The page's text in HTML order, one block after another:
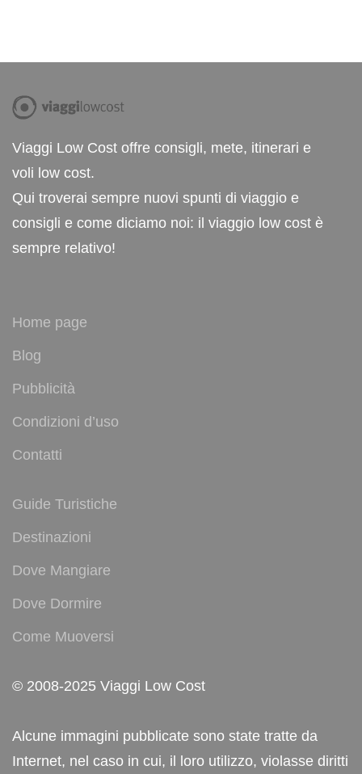
Viaggi Low Cost offre consigli, mete, itinerari e
voli low cost.
Qui troverai sempre nuovi spunti di viaggio e
consigli e come diciamo noi: il viaggio low cost è
sempre relativo!
Home page
Blog
Pubblicità
Condizioni d’uso
Contatti
Guide Turistiche
Destinazioni
Dove Mangiare
Dove Dormire
Come Muoversi
© 2008-2025 Viaggi Low Cost
Alcune immagini pubblicate sono state tratte da
Internet, nel caso in cui, il loro utilizzo, violasse diritti